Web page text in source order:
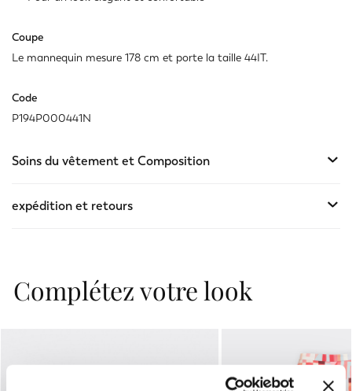
Coupe
Le mannequin mesure 178 cm et porte la taille 44IT.
Code
P194P000441N
Soins du vêtement et Composition
expédition et retours
Complétez votre look